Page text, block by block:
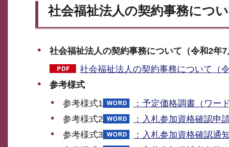
社会福祉法人の契約事務につい
社会福祉法人の契約事務について（令和2年7
社会福祉法人の契約事務について（
参考様式
参考様式1
：予定価格調書（ワー
参考様式2
：入札参加資格確認申
参考様式3
：入札参加資格確認通